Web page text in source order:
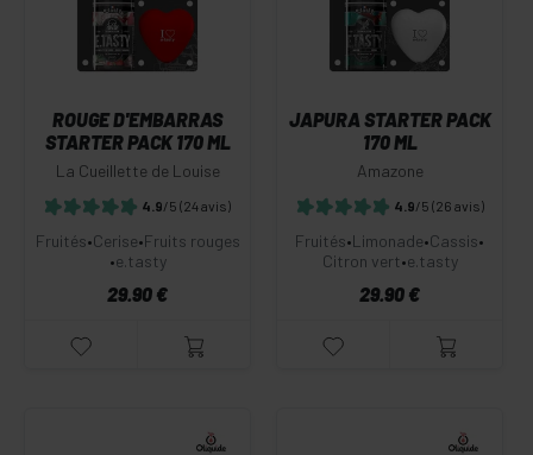
ROUGE D'EMBARRAS
STARTER PACK 170 ML
La Cueillette de Louise
4.9/5 (24 avis)
Fruités•Cerise•Fruits rouges
•e.tasty
29.90 €
JAPURA STARTER PACK
170 ML
Amazone
4.9/5 (26 avis)
Fruités•Limonade•Cassis•
Citron vert•e.tasty
29.90 €